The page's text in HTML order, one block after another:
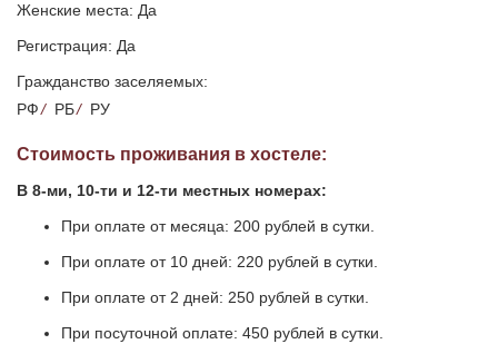
Женские места: Да
Регистрация: Да
Гражданство заселяемых:
РФ/ РБ/ РУ
Стоимость проживания в хостеле:
В 8-ми, 10-ти и 12-ти местных номерах:
При оплате от месяца: 200 рублей в сутки.
При оплате от 10 дней: 220 рублей в сутки.
При оплате от 2 дней: 250 рублей в сутки.
При посуточной оплате: 450 рублей в сутки.